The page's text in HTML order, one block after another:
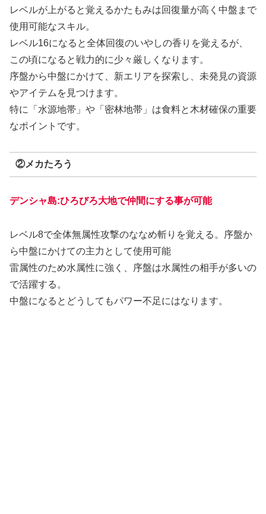
レベルが上がると覚えるかたもみは回復量が高く中盤まで
使用可能なスキル。
レベル16になると全体回復のいやしの香りを覚えるが、
この頃になると戦力的に少々厳しくなります。
序盤から中盤にかけて、新エリアを探索し、未発見の資源
やアイテムを見つけます。
特に「水源地帯」や「密林地帯」は食料と木材確保の重要
なポイントです。
②メカたろう
デンシャ島:ひろびろ大地で仲間にする事が可能
レベル8で全体無属性攻撃のななめ斬りを覚える。
序盤か
ら中盤にかけての主力として使用可能
雷属性のため水属性に強く、
序盤は水属性の相手が多いの
で活躍する。
中盤になるとどうしてもパワー不足にはなります。